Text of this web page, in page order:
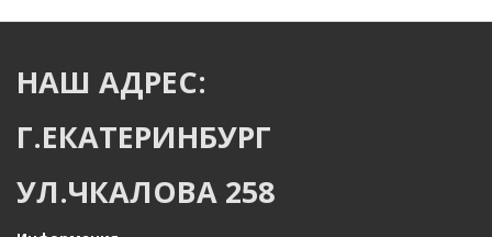
НАШ АДРЕС:
Г.ЕКАТЕРИНБУРГ
УЛ.ЧКАЛОВА 258